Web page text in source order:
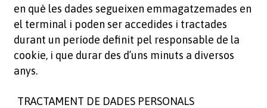
en què les dades segueixen emmagatzemades en
el terminal i poden ser accedides i tractades
durant un període definit pel responsable de la
cookie, i que durar des d’uns minuts a diversos
anys.
TRACTAMENT DE DADES PERSONALS